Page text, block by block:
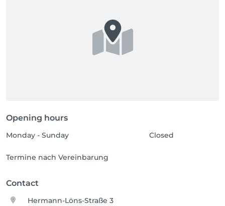
Opening hours
Monday - Sunday Closed
Termine nach Vereinbarung
Contact
Hermann-Löns-Straße 3